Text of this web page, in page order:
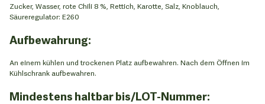
Zucker, Wasser, rote Chili 8 %, Rettich, Karotte, Salz, Knoblauch,
Säureregulator: E260
Aufbewahrung:
An einem kühlen und trockenen Platz aufbewahren. Nach dem Öffnen im
Kühlschrank aufbewahren.
Mindestens haltbar bis/LOT-Nummer: